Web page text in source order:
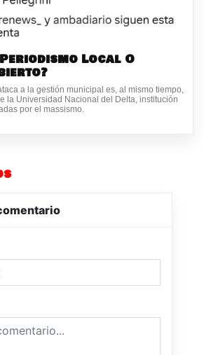
Local O
a la gestión municipal es, al mismo tiempo,
la Universidad Nacional del Delta, institución
por el massismo.